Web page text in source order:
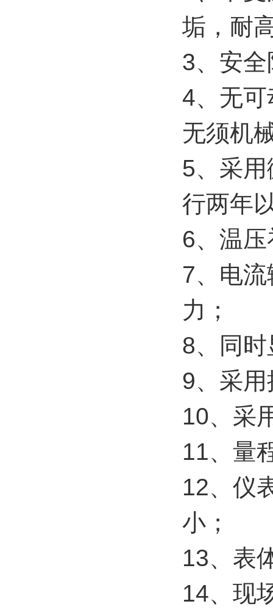
垢，耐
3、安
4、无
无须机
5、采
行两年
6、温
7、电
力；
8、同
9、采
10、采
11、量
12、仪
小；
13、表
14、现